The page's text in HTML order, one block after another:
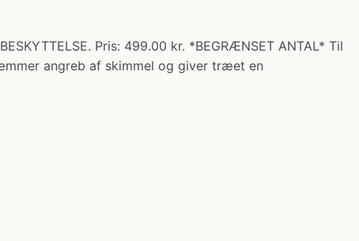
Pris: 499.00 kr. *BEGRÆNSET ANTAL* Til
angreb af skimmel og giver træet en